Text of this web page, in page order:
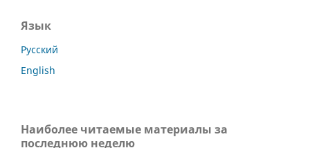
Язык
Русский
English
Наиболее читаемые материалы за
последнюю неделю